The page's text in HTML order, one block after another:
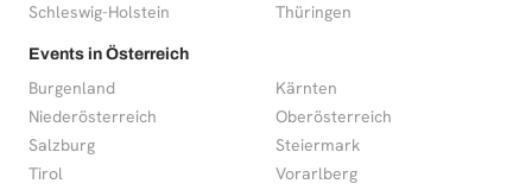
Schleswig-Holstein
Thüringen
Events in Österreich
Burgenland
Kärnten
Niederösterreich
Oberösterreich
Salzburg
Steiermark
Tirol
Vorarlberg